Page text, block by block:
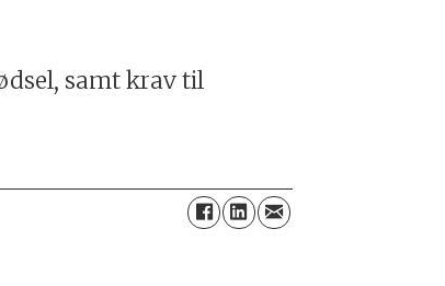
samt krav til